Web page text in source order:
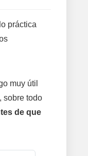
práctica
muy útil
, sobre todo
de que